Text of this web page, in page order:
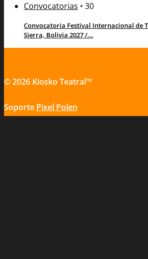
Convocatorias • 30
Convocatoria Festival Internacional de
Sierra, Bolivia 2027 /...
© 2026 Kiosko Teatral™
Soporte Pixel Polen